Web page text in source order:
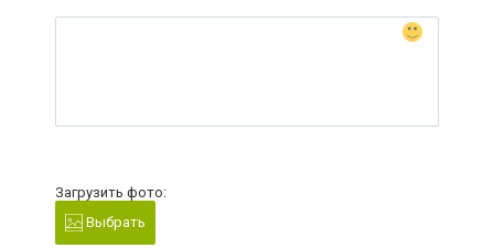
Загрузить фото:
Выбрать